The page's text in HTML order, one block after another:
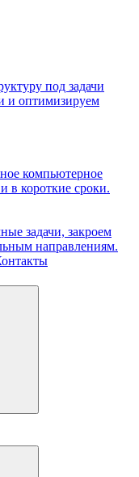
под задачи
и оптимизируем
компьютерное
в короткие сроки.
задачи, закроем
направлениям.